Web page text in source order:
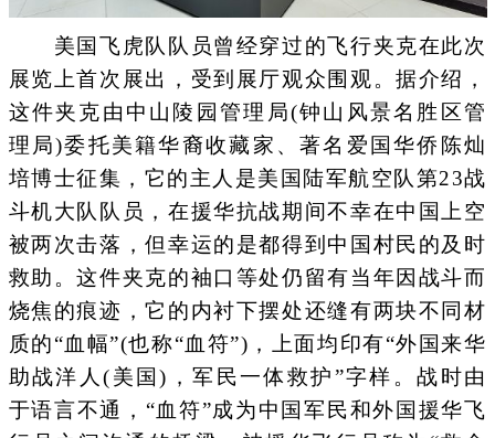
美国飞虎队队员曾经穿过的飞行夹克在此次
展览上首次展出，受到展厅观众围观。据介绍，
这件夹克由中山陵园管理局(钟山风景名胜区管
理局)委托美籍华裔收藏家、著名爱国华侨陈灿
培博士征集，它的主人是美国陆军航空队第23战
斗机大队队员，在援华抗战期间不幸在中国上空
被两次击落，但幸运的是都得到中国村民的及时
救助。这件夹克的袖口等处仍留有当年因战斗而
烧焦的痕迹，它的内衬下摆处还缝有两块不同材
质的“血幅”(也称“血符”)，上面均印有“外国来华
助战洋人(美国)，军民一体救护”字样。战时由
于语言不通，“血符”成为中国军民和外国援华飞